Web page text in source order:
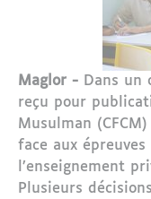
Maglor - Dans un
reçu pour
Musulman
face aux
l’enseignement
Plusieurs